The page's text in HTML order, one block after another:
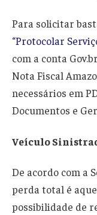
Para solicitar
“Protocolar
com a conta
Nota Fiscal
necessários em
Documentos e
Veículo
De acordo com a
perda total é
possibilidade de